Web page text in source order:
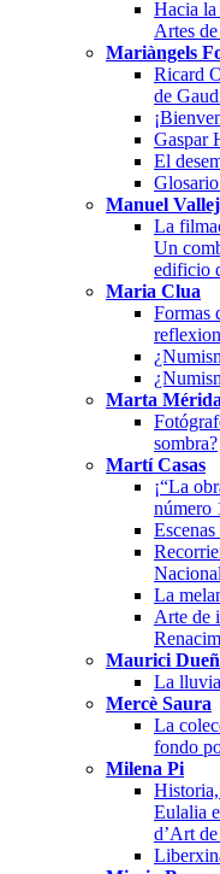
Hacia la
Artes
Mariàngels
Ricard
de
Gaspar
El
Manuel
La
Un
edificio
Maria Clua
Formas
Marta Mérida
sombra?
Martí Casas
¡“La
número
La
Arte de
Maurici
La
Mercè Saura
La
fondo
Milena Pi
Historia,
Eulalia
d’Art